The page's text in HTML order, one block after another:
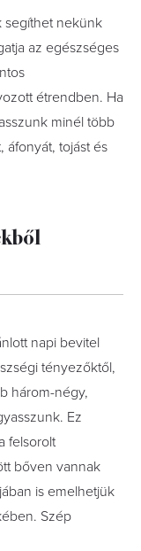
segíthet nekünk
az egészséges
étrendben. Ha
minél több
áfonyát, tojást és
napi bevitel
tényezőktől,
három-négy,
Ez
felsorolt
bőven vannak
is emelhetjük
Szép